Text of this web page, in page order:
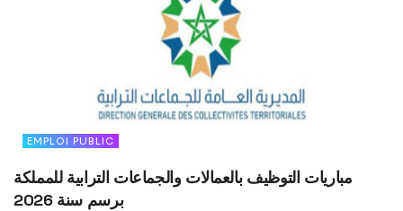
EMPLOI PUBLIC
مباريات التوظيف بالعمالات والجماعات الترابية للمملكة
برسم سنة 2026